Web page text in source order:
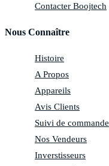
Contacter Boojtech
Nous Connaître
Histoire
A Propos
Appareils
Avis Clients
Suivi de commande
Nos Vendeurs
Inverstisseurs